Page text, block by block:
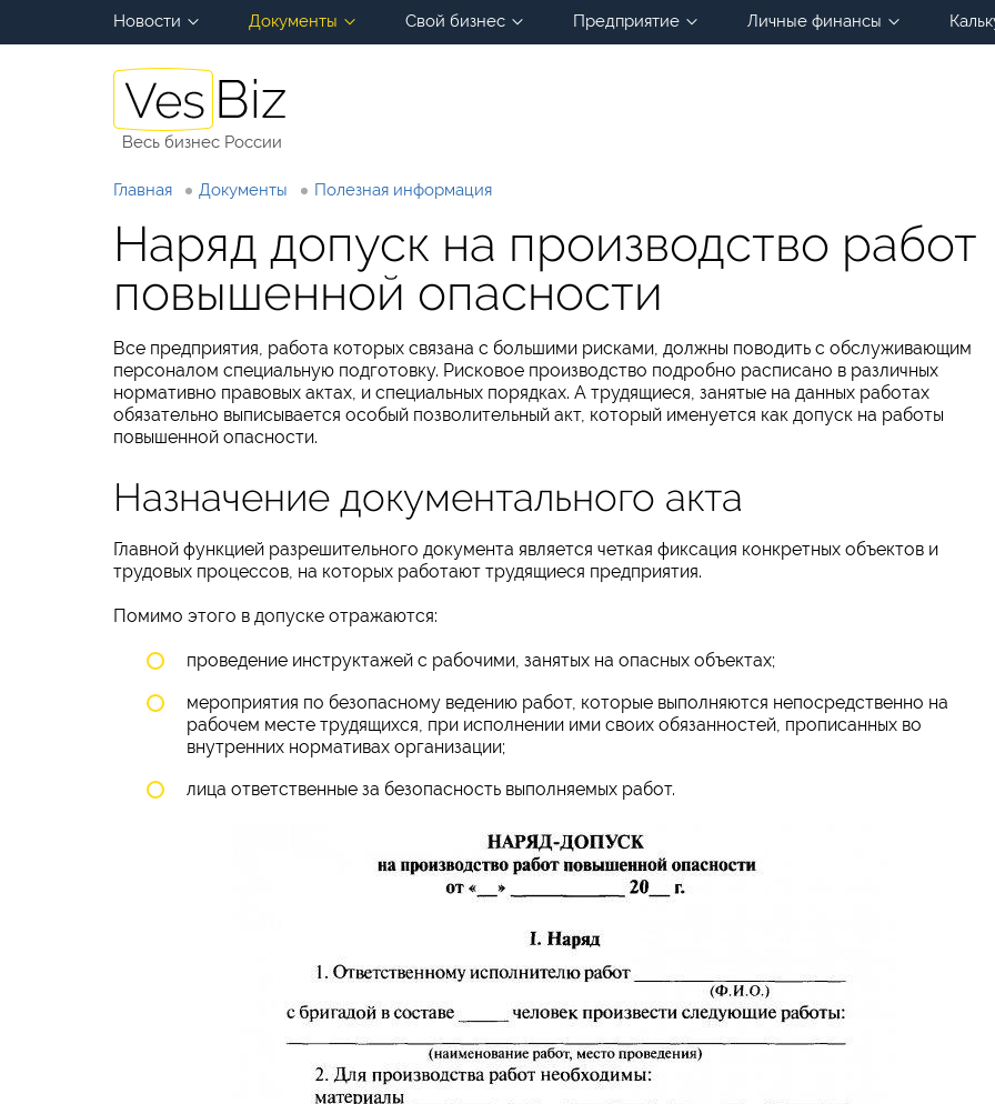
Новости Документы Свой бизнес Предприятие Личные финансы
Весь бизнес России
Главная Документы Полезная информация
Наряд допуск на производство работ
повышенной опасности
Все предприятия, работа которых связана с большими рисками, должны поводить с обслуживающим
персоналом специальную подготовку. Рисковое производство подробно расписано в различных
нормативно правовых актах, и специальных порядках. А трудящиеся, занятые на данных работах
обязательно выписывается особый позволительный акт, который именуется как допуск на работы
повышенной опасности.
Назначение документального акта
Главной функцией разрешительного документа является четкая фиксация конкретных объектов и
трудовых процессов, на которых работают трудящиеся предприятия.
Помимо этого в допуске отражаются:
проведение инструктажей с рабочими, занятых на опасных объектах;
мероприятия по безопасному ведению работ, которые выполняются непосредственно на
рабочем месте трудящихся, при исполнении ими своих обязанностей, прописанных во
внутренних нормативах организации;
лица ответственные за безопасность выполняемых работ.